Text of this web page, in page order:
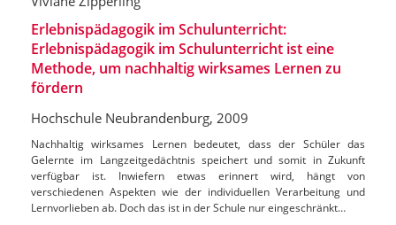
Erlebnispädagogik im Schulunterricht:
Erlebnispädagogik im Schulunterricht ist eine
Methode, um nachhaltig wirksames Lernen zu
fördern
Hochschule Neubrandenburg, 2009
Nachhaltig wirksames Lernen bedeutet, dass der Schüler das
Gelernte im Langzeitgedächtnis speichert und somit in Zukunft
verfügbar ist. Inwiefern etwas erinnert wird, hängt von
verschiedenen Aspekten wie der individuellen Verarbeitung und
Lernvorlieben ab. Doch das ist in der Schule nur eingeschränkt…